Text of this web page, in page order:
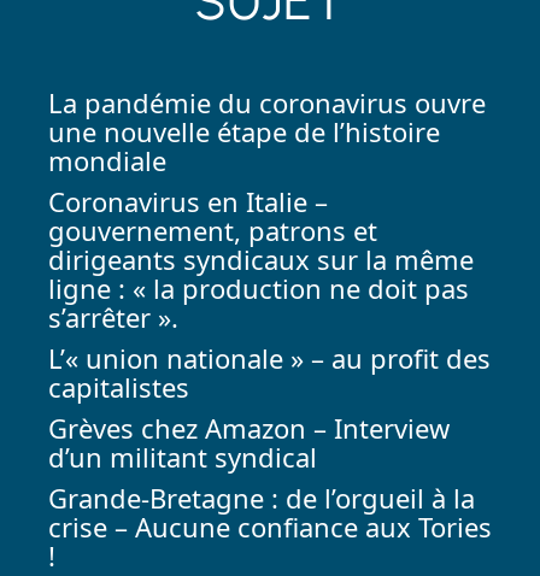
La pandémie du coronavirus ouvre
une nouvelle étape de l’histoire
mondiale
Coronavirus en Italie –
gouvernement, patrons et
dirigeants syndicaux sur la même
ligne : « la production ne doit pas
s’arrêter ».
L’« union nationale » – au profit des
capitalistes
Grèves chez Amazon – Interview
d’un militant syndical
Grande-Bretagne : de l’orgueil à la
crise – Aucune confiance aux Tories
!